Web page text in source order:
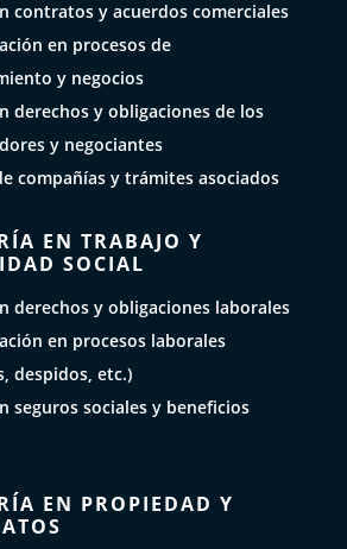
contratos y acuerdos comerciales
en procesos de
y negocios
derechos y obligaciones de los
y negociantes
compañías y trámites asociados
EN TRABAJO Y
SOCIAL
derechos y obligaciones laborales
en procesos laborales
despidos, etc.)
seguros sociales y beneficios
EN PROPIEDAD Y